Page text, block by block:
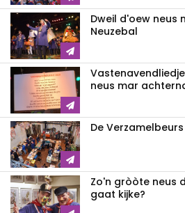
Dweil d'oew
Neuzebal
neus mar
De
Zo'n gròòte neus
gaat kijke?